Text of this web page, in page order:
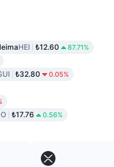
HEI ₺12.60 87.71%
₺32.80 0.05%
₺17.76 0.56%